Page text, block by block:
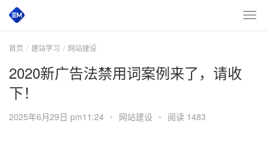
首页 建站学习 网站建设
2020新广告法禁用词案例来了，请收
下！
2025年6月29日 pm11:24 • 网站建设 • 阅读 1483